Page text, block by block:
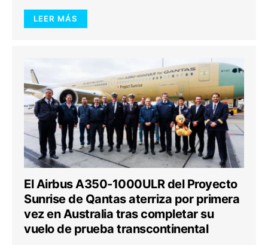
LEER MÁS
El Airbus A350-1000ULR del Proyecto
Sunrise de Qantas aterriza por primera
vez en Australia tras completar su
vuelo de prueba transcontinental